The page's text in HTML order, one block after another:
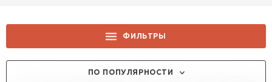
ФИЛЬТРЫ
ПО ПОПУЛЯРНОСТИ